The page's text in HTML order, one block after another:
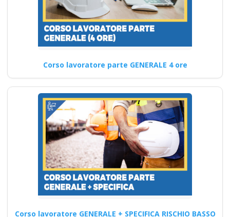
sicurezza…
Continua
Le novità del corso
preposto per basso
rischio
Corso di aggiornamento
online: normative D.lgs 81
2008 per il datore medio…
Continua
Corso lavoratore parte GENERALE 4 ore
Corso lavoratore GENERALE + SPECIFICA RISCHIO BASSO